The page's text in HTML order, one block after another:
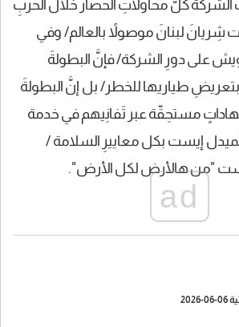
الشركةُ كلَّ محاولاتِ الحصار خلال الحربِ
شِريانَ لبنانَ موصولاً بالعالم/ وفي
على دورِ الشركة/ فإنَّ البطولةَ
طياريها للخطر/ بل إنَّ البطولةَ
مستحِقّة عبر تَفانِيهم في خدمة
إيست بكل معاييرِ السلامة /
"من هالأرض لكل الأرض".
ad